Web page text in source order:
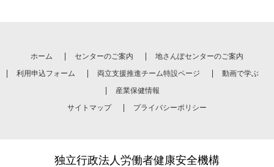
ホーム センターのご案内
地さんぽセンターのご案内
利用申込フォーム
両立支援推進チーム特設ページ
動画で学ぶ
産業保健情報
サイトマップ
プライバシーポリシー
独立行政法人労働者健康安全機構